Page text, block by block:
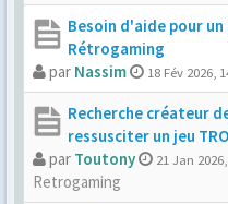
Besoin d'aide pour
Rétrogaming
par Nassim 18 Fév 2026,
Recherche créateur
ressusciter un jeu
par Toutony 21 Jan
Retrogaming